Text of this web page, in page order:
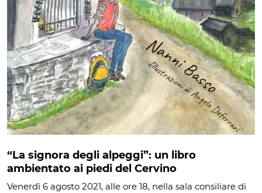
“La signora degli alpeggi”: un libro
ambientato ai piedi del Cervino
Venerdì 6 agosto 2021, alle ore 18, nella sala consiliare di